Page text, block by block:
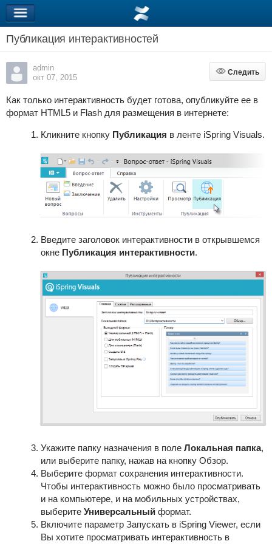
Публикация интерактивностей
admin
окт 07, 2015
Следить
Следить
Как только интерактивность будет готова, опубликуйте ее в
формат HTML5 и Flash для размещения в интернете:
Кликните кнопку Публикация в ленте iSpring Visuals.
Введите заголовок интерактивности в открывшемся
окне Публикация интерактивности.
Укажите папку назначения в поле Локальная папка,
или выберите папку, нажав на кнопку Обзор.
Выберите формат сохранения интерактивности.
Чтобы интерактивность можно было просматривать
и на компьютере, и на мобильных устройствах,
выберите Универсальныйформат.
Включите параметр Запускать в iSpring Viewer, если
Вы хотите просматривать интерактивность в